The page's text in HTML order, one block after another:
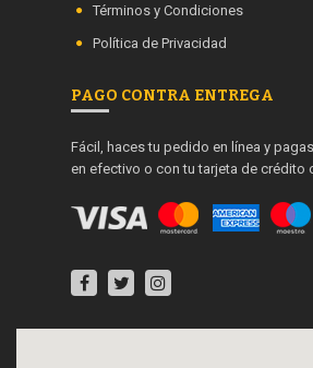
Términos y Condiciones
Política de Privacidad
PAGO CONTRA ENTREGA
Fácil, haces tu pedido en línea y
en efectivo o con tu tarjeta de crédito